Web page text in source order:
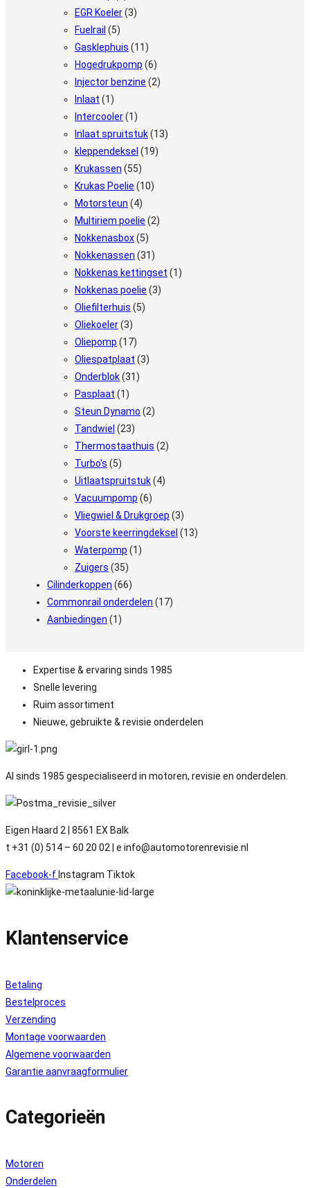
EGR Koeler(3)
Fuelrail (5)
Gasklephuis (11)
Hogedrukpomp (6)
Injector benzine (2)
Inlaat (1)
Intercooler(1)
Inlaat spruitstuk(13)
kleppendeksel (19)
Krukassen (55)
Krukas Poelie (10)
Motorsteun (4)
Multiriem poelie (2)
Nokkenasbox(5)
Nokkenassen (31)
Nokkenas kettingset (1)
Nokkenas poelie (3)
Oliefilterhuis (5)
Oliekoeler(3)
Oliepomp (17)
Oliespatplaat (3)
Onderblok(31)
Pasplaat (1)
Steun Dynamo (2)
Tandwiel (23)
Thermostaathuis (2)
Turbo's (5)
Uitlaatspruitstuk(4)
Vacuumpomp (6)
Vliegwiel & Drukgroep (3)
Voorste keerringdeksel (13)
Waterpomp (1)
Zuigers (35)
Cilinderkoppen (66)
Commonrail onderdelen (17)
Aanbiedingen (1)
Expertise & ervaring sinds 1985
Snelle levering
Ruim assortiment
Nieuwe, gebruikte & revisie onderdelen
Al sinds 1985 gespecialiseerd in motoren, revisie en onderdelen.
Eigen Haard 2 | 8561 EX Balk
t +31 (0) 514 – 60 20 02 | e info@automotorenrevisie.nl
Facebook-f Instagram Tiktok
Klantenservice
Betaling
Bestelproces
Verzending
Montage voorwaarden
Algemene voorwaarden
Garantie aanvraagformulier
Categorieën
Motoren
Onderdelen